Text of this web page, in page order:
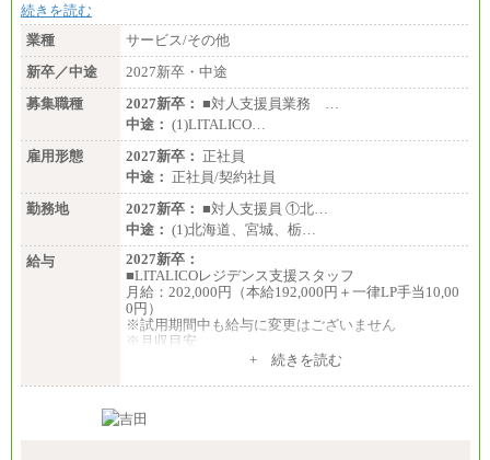
続きを読む
業種
サービス/その他
新卒／中途
2027新卒・中途
募集職種
2027新卒： ■対人支援員業務 …
中途： (1)LITALICO…
雇用形態
2027新卒： 正社員
中途： 正社員/契約社員
勤務地
2027新卒： ■対人支援員 ①北…
中途： (1)北海道、宮城、栃…
給与
2027新卒：
■LITALICOレジデンス支援スタッフ
月給：202,000円（本給192,000円＋一律LP手当10,00
0円）
※試用期間中も給与に変更はございません
※月収目安
夜勤回数により変動
条件あり）
+ 続きを読む